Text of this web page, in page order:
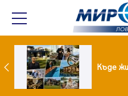
Ето го новият на Мартина от "Ергенът"